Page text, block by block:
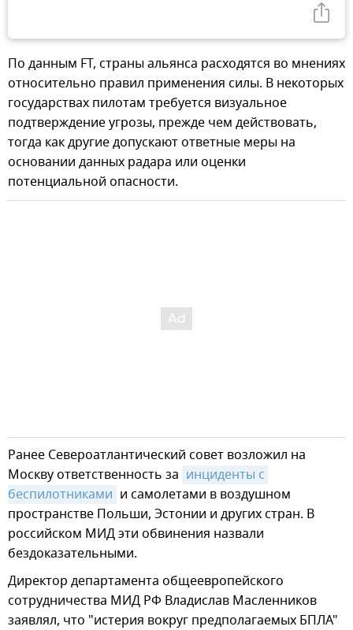
По данным FT, страны альянса расходятся во мнениях
относительно правил применения силы. В некоторых
государствах пилотам требуется визуальное
подтверждение угрозы, прежде чем действовать,
тогда как другие допускают ответные меры на
основании данных радара или оценки
потенциальной опасности.
Ранее Североатлантический совет возложил на
Москву ответственность за инциденты с
беспилотниками и самолетами в воздушном
пространстве Польши, Эстонии и других стран. В
российском МИД эти обвинения назвали
бездоказательными.
Директор департамента общеевропейского
сотрудничества МИД РФ Владислав Масленников
заявлял, что "истерия вокруг предполагаемых БПЛА"